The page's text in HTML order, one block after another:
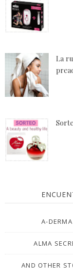
La
A-DERMA
ALMA
AND OTHER